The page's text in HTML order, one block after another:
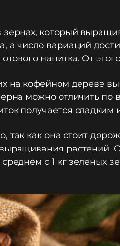
который
а число вариаций
напитка. От
на кофейном дереве
можно отличить по
получается
так как она стоит
растений.
с 1 кг зеленых